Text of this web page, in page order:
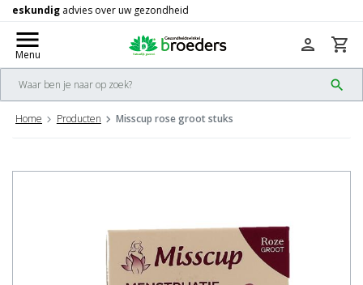
check Gratisverzending vanaf 50,-
menu
Menu
search
person shopping_cart
Home Producten Misscup rose groot stuks